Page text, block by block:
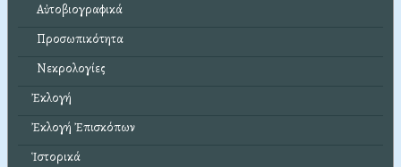
Αὐτοβιογραφικά
Προσωπικότητα
Νεκρολογίες
Ἐκλογή
Ἐκλογή Ἐπισκόπων
Ἱστορικά